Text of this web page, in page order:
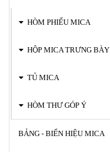
HÒM PHIẾU MICA
HỘP MICA TRƯNG BÀY
TỦ MICA
HÒM THƯ GÓP Ý
BẢNG - BIỂN HIỆU MICA